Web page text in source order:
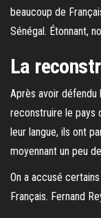
beaucoup de
Sénégal. Étonnant,
La
Après avoir défendu
reconstruire le pays
leur langue, ils ont
moyennant un peu
On a accusé
Français. Fernand